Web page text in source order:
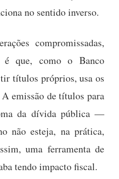
no sentido inverso.
compromissadas,
é que, como o Banco
títulos próprios, usa os
emissão de títulos para
da dívida pública —
não esteja, na prática,
uma ferramenta de
tendo impacto fiscal.